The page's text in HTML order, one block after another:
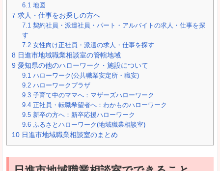
6.1 地図
7 求人・仕事をお探しの方へ
7.1 契約社員・派遣社員・パート・アルバイトの求人・仕事を探
す
7.2 女性向け正社員・派遣の求人・仕事を探す
8 日進市地域職業相談室の管轄地域
9 愛知県の他のハローワーク・施設について
9.1 ハローワーク(公共職業安定所・職安)
9.2 ハローワークプラザ
9.3 子育て中のママへ：マザーズハローワーク
9.4 正社員・転職希望者へ：わかものハローワーク
9.5 新卒の方へ：新卒応援ハローワーク
9.6 ふるさとハローワーク(地域職業相談室)
10 日進市地域職業相談室のまとめ